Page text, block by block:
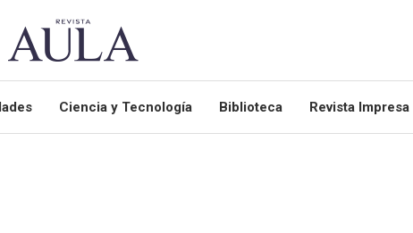
Ciencia y Tecnología Biblioteca Revista Impresa